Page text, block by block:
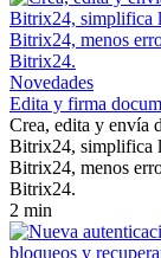
Novedades
Edita y firma
Crea, edita y envía
Bitrix24, simplifica
Bitrix24, menos
Bitrix24.
2 min